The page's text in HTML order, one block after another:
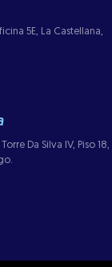
5E, La Castellana,
Da Silva IV, Piso 18,